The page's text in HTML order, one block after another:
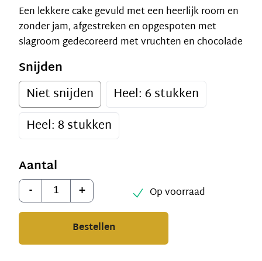
Een lekkere cake gevuld met een heerlijk room en
zonder jam, afgestreken en opgespoten met
slagroom gedecoreerd met vruchten en chocolade
Snijden
Niet snijden
Heel: 6 stukken
Heel: 8 stukken
Aantal
-
Aantal + Op voorraad
Bestellen